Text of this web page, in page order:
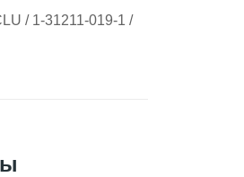
/ 1-31211-019-1 /